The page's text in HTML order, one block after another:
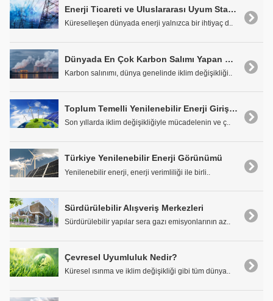
Enerji Ticareti ve Uluslararası Uyum Standartları
Küreselleşen dünyada enerji yalnızca bir ihtiyaç d..
Dünyada En Çok Karbon Salımı Yapan Ülkeler
Karbon salınımı, dünya genelinde iklim değişikliği..
Toplum Temelli Yenilenebilir Enerji Girişimleri
Son yıllarda iklim değişikliğiyle mücadelenin ve ç..
Türkiye Yenilenebilir Enerji Görünümü
Yenilenebilir enerji, enerji verimliliği ile birli..
Sürdürülebilir Alışveriş Merkezleri
Sürdürülebilir yapılar sera gazı emisyonlarının az..
Çevresel Uyumluluk Nedir?
Küresel ısınma ve iklim değişikliği gibi tüm dünya..